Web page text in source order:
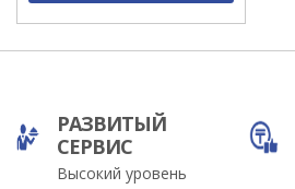
РАЗВИТЫЙ
СЕРВИС
Высокий уровень